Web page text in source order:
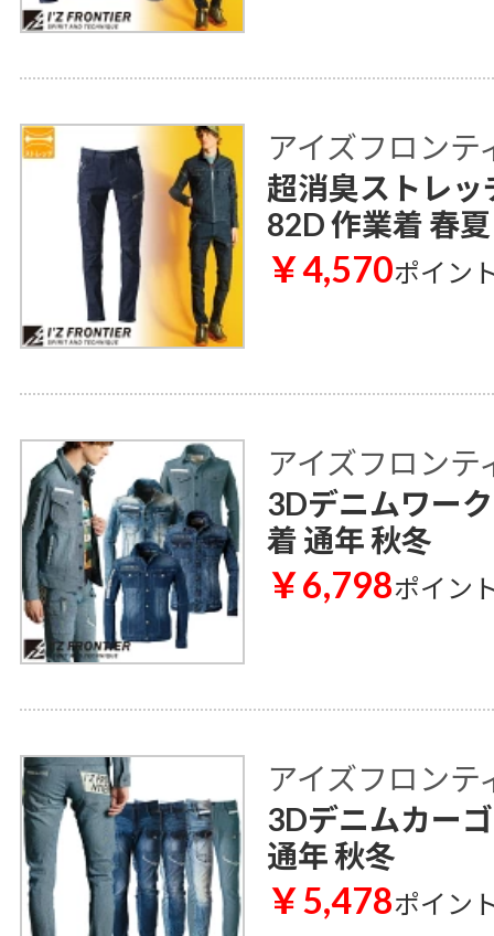
アイズフロンテ
超消臭ストレ
82D 作業着 春夏
￥4,570ポイン
アイズフロンテ
3Dデニムワー
着 通年 秋冬
￥6,798ポイン
アイズフロンテ
3Dデニムカー
通年 秋冬
￥5,478ポイン